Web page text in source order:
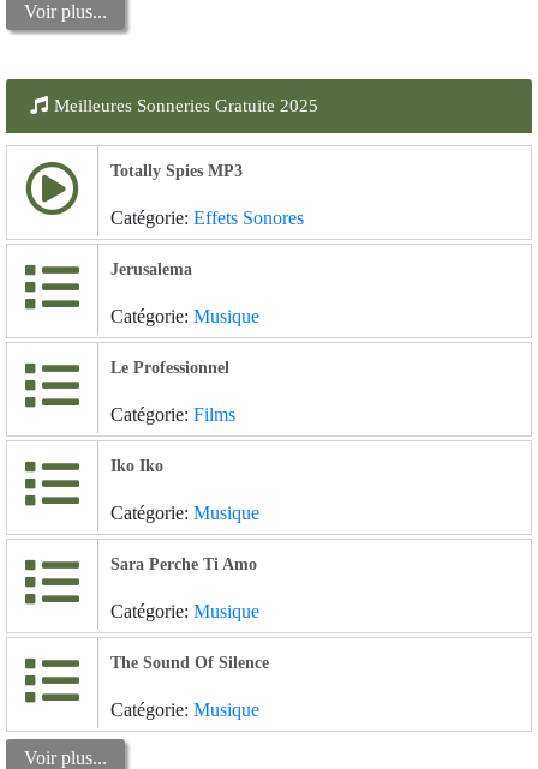
Voir plus...
Meilleures Sonneries Gratuite 2025
Totally Spies MP3
Catégorie: Effets Sonores
Jerusalema
Catégorie: Musique
Le Professionnel
Catégorie: Films
Iko Iko
Catégorie: Musique
Sara Perche Ti Amo
Catégorie: Musique
The Sound Of Silence
Catégorie: Musique
Voir plus...